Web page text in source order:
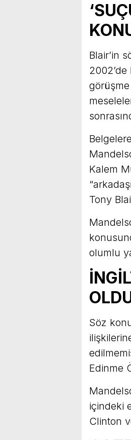
Blair’in
2002’de
Kalem
Tony
olumlu
Söz
Edinme
içindeki
Clinton